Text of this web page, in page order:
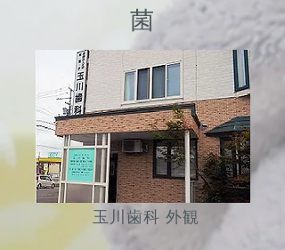
菌
玉川歯科 外観